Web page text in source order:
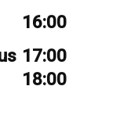
16:00
17:00
18:00